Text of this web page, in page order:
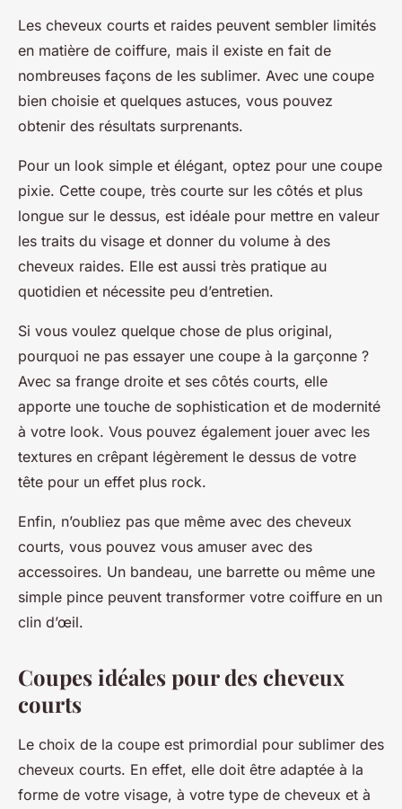
Les cheveux courts et raides peuvent sembler limités
en matière de coiffure, mais il existe en fait de
nombreuses façons de les sublimer. Avec une coupe
bien choisie et quelques astuces, vous pouvez
obtenir des résultats surprenants.
Pour un look simple et élégant, optez pour une coupe
pixie. Cette coupe, très courte sur les côtés et plus
longue sur le dessus, est idéale pour mettre en valeur
les traits du visage et donner du volume à des
cheveux raides. Elle est aussi très pratique au
quotidien et nécessite peu d’entretien.
Si vous voulez quelque chose de plus original,
pourquoi ne pas essayer une coupe à la garçonne ?
Avec sa frange droite et ses côtés courts, elle
apporte une touche de sophistication et de modernité
à votre look. Vous pouvez également jouer avec les
textures en crêpant légèrement le dessus de votre
tête pour un effet plus rock.
Enfin, n’oubliez pas que même avec des cheveux
courts, vous pouvez vous amuser avec des
accessoires. Un bandeau, une barrette ou même une
simple pince peuvent transformer votre coiffure en un
clin d’œil.
Coupes idéales pour des cheveux
courts
Le choix de la coupe est primordial pour sublimer des
cheveux courts. En effet, elle doit être adaptée à la
forme de votre visage, à votre type de cheveux et à